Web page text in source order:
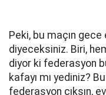
Peki, bu maçın gece
diyeceksiniz. Biri,
diyor ki federasyon
kafayı mı yediniz?
federasyon çıksın,